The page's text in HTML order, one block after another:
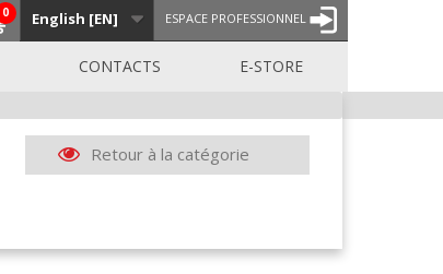
ESPACE PROFESSIONNEL
English [EN]
0
CONTACTS E-STORE
Retour à la catégorie